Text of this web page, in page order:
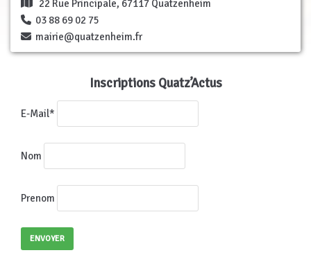
22 Rue Principale, 67117 Quatzenheim
03 88 69 02 75
mairie@quatzenheim.fr
Inscriptions Quatz’Actus
E-Mail*
Nom
Prenom